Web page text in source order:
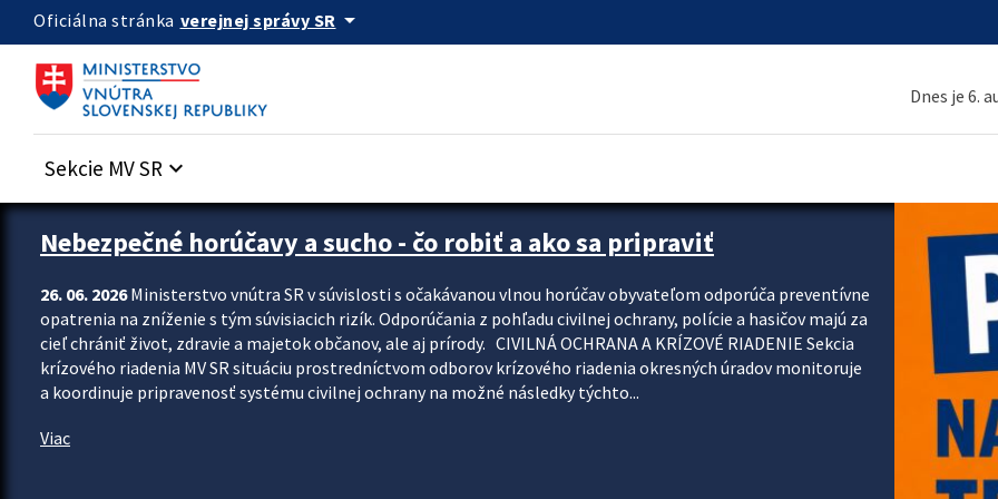
Preskocit na hlavný obsah
Oficiálna stránka verejnej správy SR arrow_drop_down
Dnes je 6.
Sekcie MV SR keyboard_arrow_down
Zastavit automatický posun upútavok
Nebezpečné horúčavy a sucho - čo robiť a ako sa pripraviť
26. 06. 2026Ministerstvo vnútra SR v súvislosti s očakávanou vlnou horúčav obyvateľom odporúča preventívne
opatrenia na zníženie s tým súvisiacich rizík. Odporúčania z pohľadu civilnej ochrany, polície a hasičov majú za
cieľ chrániť život, zdravie a majetok občanov, ale aj prírody. CIVILNÁ OCHRANA A KRÍZOVÉ RIADENIE Sekcia
krízového riadenia MV SR situáciu prostredníctvom odborov krízového riadenia okresných úradov monitoruje
a koordinuje pripravenosť systému civilnej ochrany na možné následky týchto...
Viac